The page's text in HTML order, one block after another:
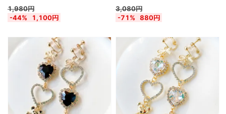
1,980円
-44%
1,100円
3,080円
-71%
880円